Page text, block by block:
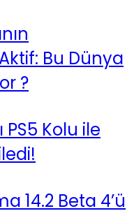
Bu Dünya
?
PS5 Kolu ile
14.2 Beta 4’ü